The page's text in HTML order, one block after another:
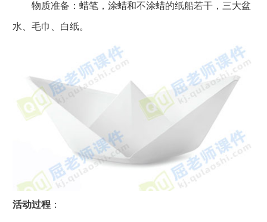
物质准备：蜡笔，涂蜡和不涂蜡的纸船若干，三大盆
水、毛巾、白纸。
活动过程：